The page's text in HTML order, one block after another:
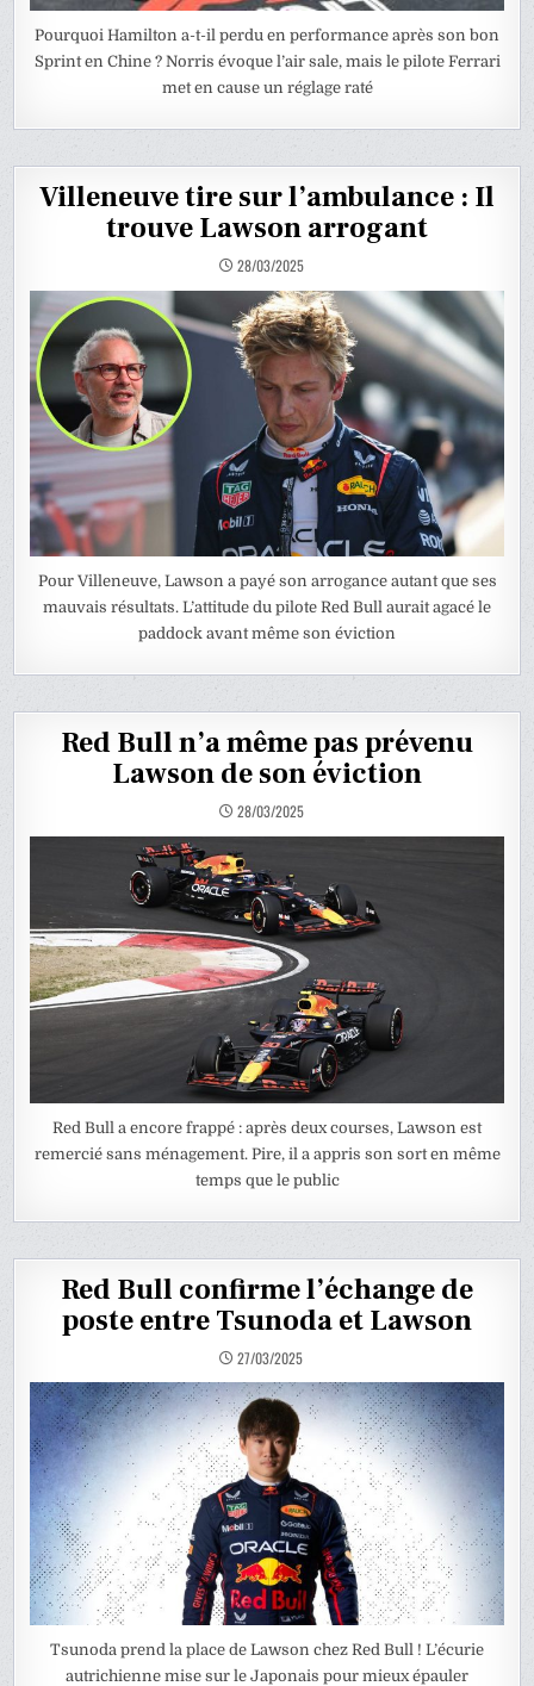
Pourquoi Hamilton a-t-il perdu en performance après son bon
Sprint en Chine ? Norris évoque l’air sale, mais le pilote Ferrari
met en cause un réglage raté
Villeneuve tire sur l’ambulance : Il
trouve Lawson arrogant
28/03/2025
Pour Villeneuve, Lawson a payé son arrogance autant que ses
mauvais résultats. L’attitude du pilote Red Bull aurait agacé le
paddock avant même son éviction
Red Bull n’a même pas prévenu
Lawson de son éviction
28/03/2025
Red Bull a encore frappé : après deux courses, Lawson est
remercié sans ménagement. Pire, il a appris son sort en même
temps que le public
Red Bull confirme l’échange de
poste entre Tsunoda et Lawson
27/03/2025
Tsunoda prend la place de Lawson chez Red Bull ! L’écurie
autrichienne mise sur le Japonais pour mieux épauler